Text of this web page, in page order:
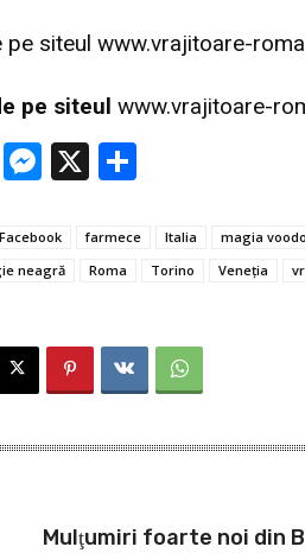
pe siteul www.vrajitoare-
pe siteul www.vrajitoare-
W
at
M
se
n
er
X
ta
je
ă
Facebook farmece Italia magia
neagră Roma Torino Veneţia
Mulţumiri foarte noi din